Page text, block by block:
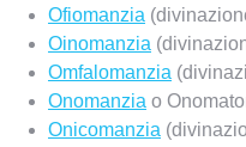
Ofiomanzia
Oinomanzia
Omfalomanzia
Onomanzia o
Onicomanzia